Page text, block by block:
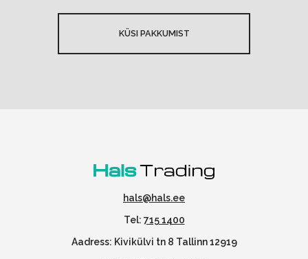
KÜSI PAKKUMIST
hals@hals.ee
Tel: 715 1400
Aadress: Kivikülvi tn 8 Tallinn 12919